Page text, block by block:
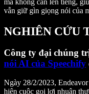
vẫn giữ gìn giọng nói của
NGHIÊN CỨU
Công ty đại chúng
nói AI của Speechify
Ngày 28/2/2023,
hiện cuộc gọi lợi nhuận